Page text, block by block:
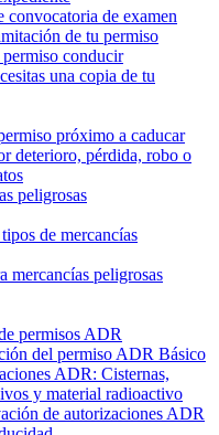
convocatoria de examen
de tu permiso
conducir
una copia de tu
próximo a caducar
deterioro, pérdida, robo o
peligrosas
de mercancías
mercancías peligrosas
permisos ADR
del permiso ADR Básico
ADR: Cisternas,
y material radioactivo
de autorizaciones ADR